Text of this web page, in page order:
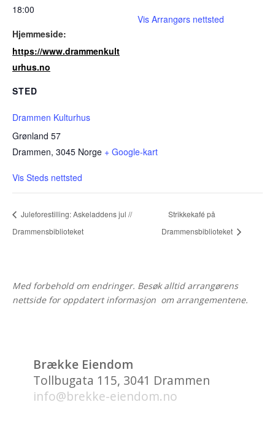
18:00
Hjemmeside:
https://www.drammenkult
urhus.no
STED
Drammen Kulturhus
Grønland 57
Drammen, 3045 Norge + Google-kart
Vis Steds nettsted
Vis Arrangørs nettsted
Juleforestilling: Askeladdens jul //
Drammensbiblioteket
Strikkekafé på
Drammensbiblioteket
Med forbehold om endringer. Besøk alltid arrangørens
nettside for oppdatert informasjon om arrangementene.
Brække Eiendom
Tollbugata 115, 3041 Drammen
info@brekke-eiendom.no